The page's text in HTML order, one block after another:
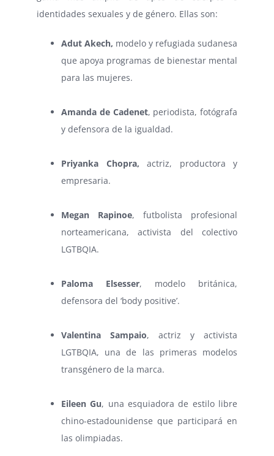
identidades sexuales y de género. Ellas son:
Adut Akech, modelo y refugiada sudanesa
que apoya programas de bienestar mental
para las mujeres.
Amanda de Cadenet, periodista, fotógrafa
y defensora de la igualdad.
Priyanka Chopra, actriz, productora y
empresaria.
Megan Rapinoe, futbolista profesional
norteamericana, activista del colectivo
LGTBQIA.
Paloma Elsesser, modelo británica,
defensora del ‘body positive’.
Valentina Sampaio, actriz y activista
LGTBQIA, una de las primeras modelos
transgénero de la marca.
Eileen Gu, una esquiadora de estilo libre
chino-estadounidense que participará en
las olimpiadas.